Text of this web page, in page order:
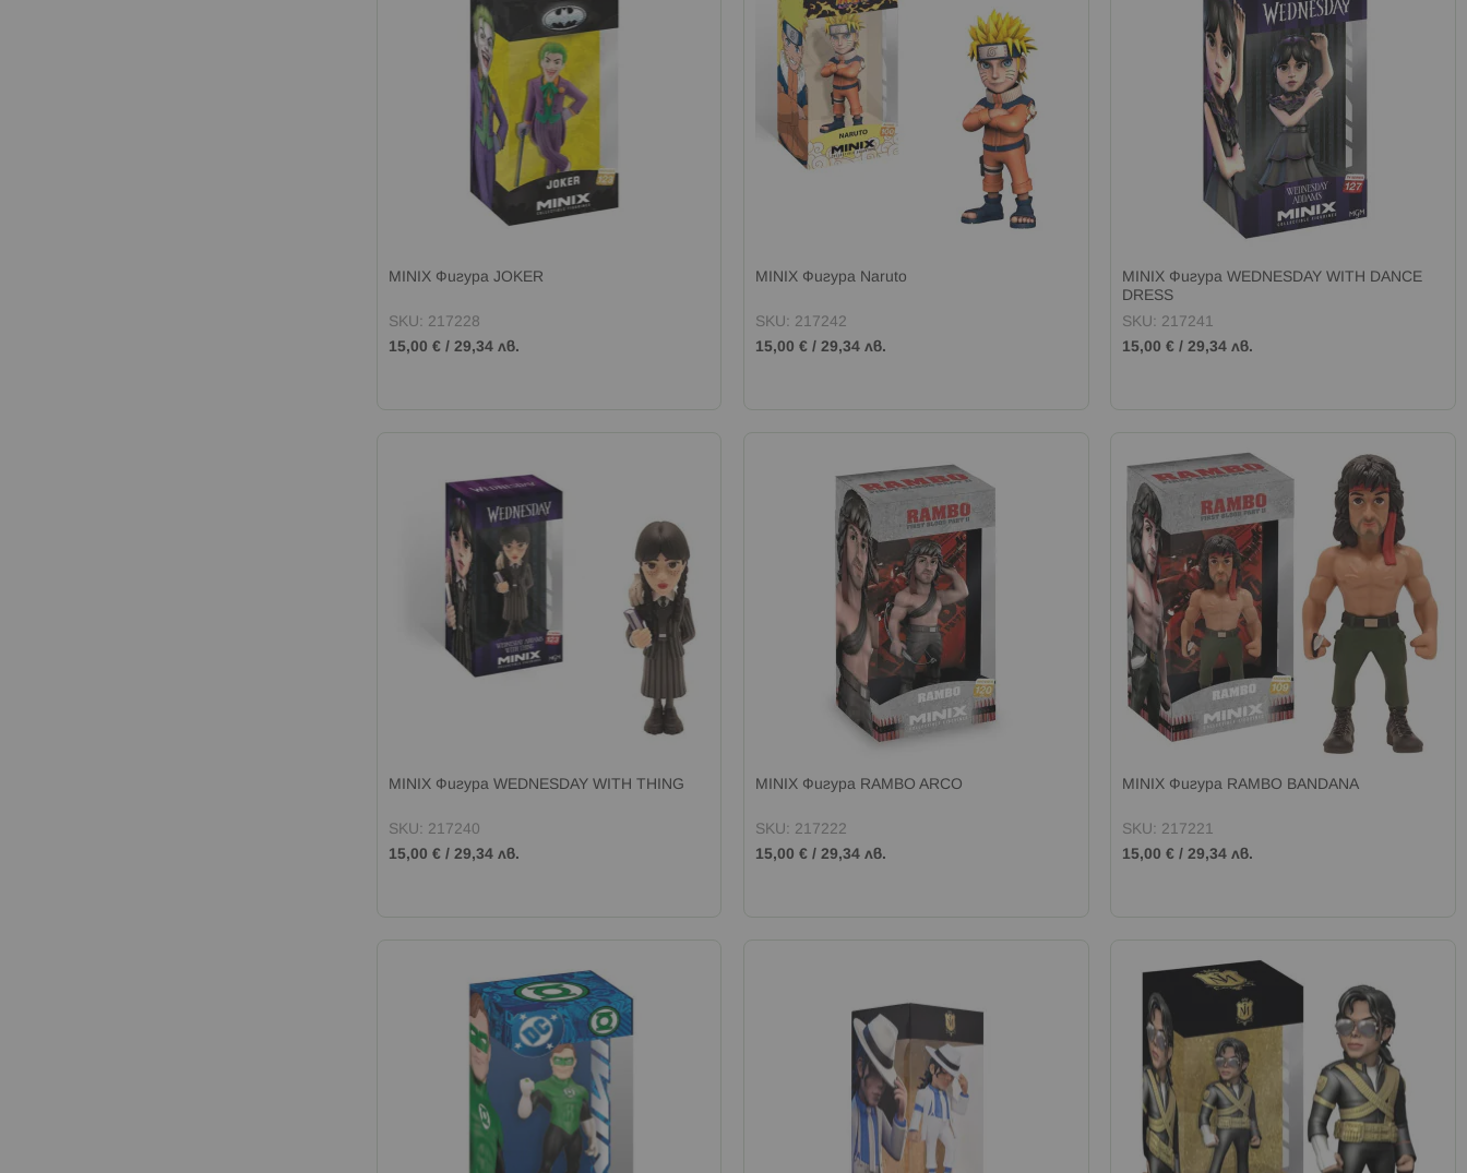
MINIX Фигура JOKER
SKU: 217228
15,00 € / 29,34 лв.
MINIX Фигура Naruto
SKU: 217242
15,00 € /29,34 лв.
MINIX Фигура WEDNESDAY WITH DANCE
DRESS
SKU: 217241
15,00 € /29,34 лв.
MINIX Фигура WEDNESDAY WITH THING
SKU: 217240
15,00 € / 29,34 лв.
MINIX Фигура RAMBO ARCO
SKU: 217222
15,00 € /29,34 лв.
MINIX Фигура RAMBO BANDANA
SKU: 217221
15,00 € /29,34 лв.